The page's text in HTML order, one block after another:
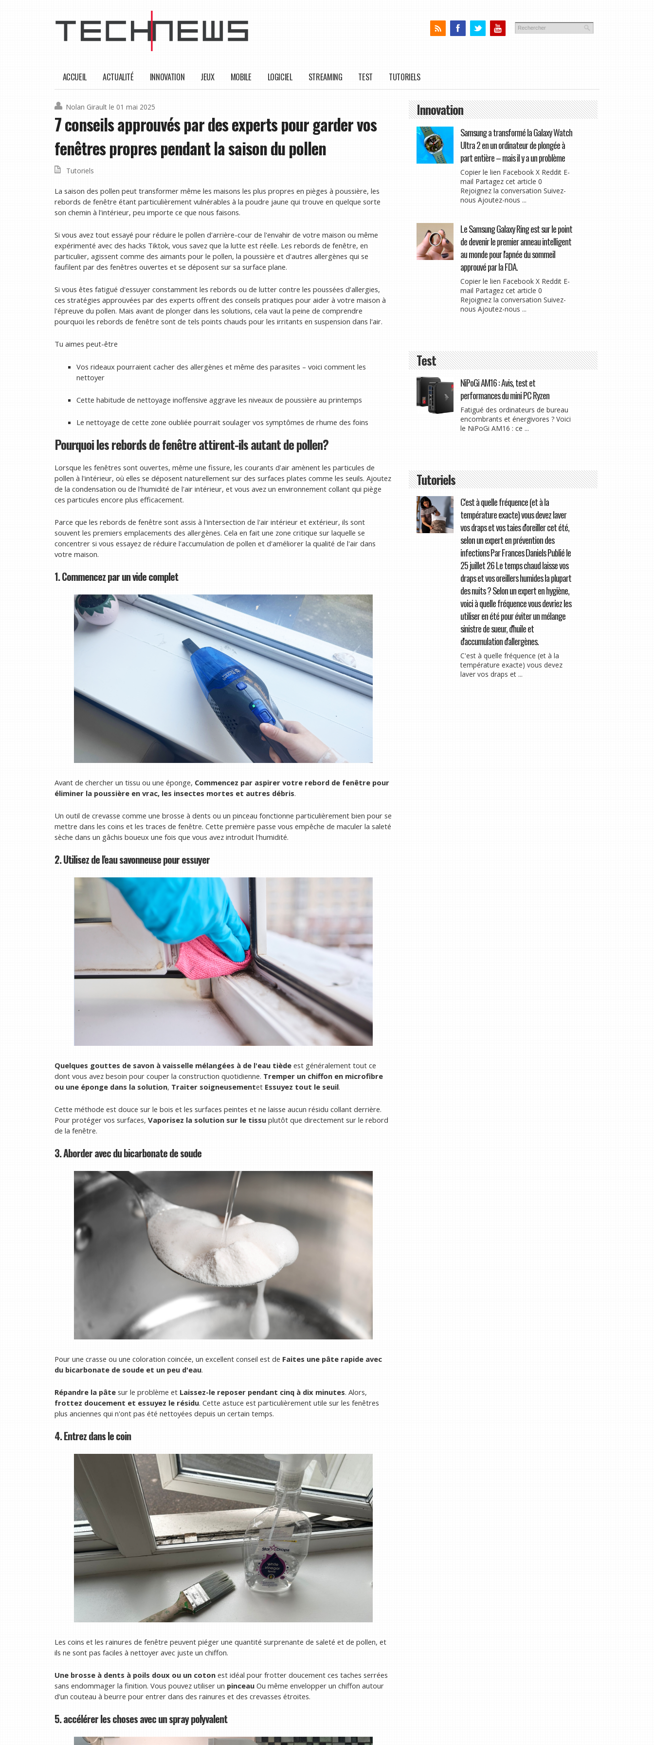
ACCUEIL ACTUALITÉ INNOVATION JEUX MOBILE LOGICIEL STREAMING TEST TUTORIELS
Nolan Girault le 01 mai 2025
7 conseils approuvés par des experts pour garder vos
fenêtres propres pendant la saison du pollen
Tutoriels
La saison des pollen peut transformer même les maisons les plus propres en pièges à poussière, les
rebords de fenêtre étant particulièrement vulnérables à la poudre jaune qui trouve en quelque sorte
son chemin à l'intérieur, peu importe ce que nous faisons.
Si vous avez tout essayé pour réduire le pollen d'arrière-cour de l'envahir de votre maison ou même
expérimenté avec des hacks Tiktok, vous savez que la lutte est réelle. Les rebords de fenêtre, en
particulier, agissent comme des aimants pour le pollen, la poussière et d'autres allergènes qui se
faufilent par des fenêtres ouvertes et se déposent sur sa surface plane.
Si vous êtes fatigué d'essuyer constamment les rebords ou de lutter contre les poussées d'allergies,
ces stratégies approuvées par des experts offrent des conseils pratiques pour aider à votre maison à
l'épreuve du pollen. Mais avant de plonger dans les solutions, cela vaut la peine de comprendre
pourquoi les rebords de fenêtre sont de tels points chauds pour les irritants en suspension dans l'air.
Tu aimes peut-être
Vos rideaux pourraient cacher des allergènes et même des parasites – voici comment les
nettoyer
Cette habitude de nettoyage inoffensive aggrave les niveaux de poussière au printemps
Le nettoyage de cette zone oubliée pourrait soulager vos symptômes de rhume des foins
Pourquoi les rebords de fenêtre attirent-ils autant de pollen?
Lorsque les fenêtres sont ouvertes, même une fissure, les courants d'air amènent les particules de
pollen à l'intérieur, où elles se déposent naturellement sur des surfaces plates comme les seuils. Ajoutez
de la condensation ou de l'humidité de l'air intérieur, et vous avez un environnement collant qui piège
ces particules encore plus efficacement.
Parce que les rebords de fenêtre sont assis à l'intersection de l'air intérieur et extérieur, ils sont
souvent les premiers emplacements des allergènes. Cela en fait une zone critique sur laquelle se
concentrer si vous essayez de réduire l'accumulation de pollen et d'améliorer la qualité de l'air dans
votre maison.
1. Commencez par un vide complet
Avant de chercher un tissu ou une éponge, Commencez par aspirer votre rebord de fenêtre pour
éliminer la poussière en vrac, les insectes mortes et autres débris.
Un outil de crevasse comme une brosse à dents ou un pinceau fonctionne particulièrement bien pour se
mettre dans les coins et les traces de fenêtre. Cette première passe vous empêche de maculer la saleté
sèche dans un gâchis boueux une fois que vous avez introduit l'humidité.
2. Utilisez de l'eau savonneuse pour essuyer
Quelques gouttes de savon à vaisselle mélangées à de l'eau tiède est généralement tout ce
dont vous avez besoin pour couper la construction quotidienne. Tremper un chiffon en microfibre
ou une éponge dans la solution, Traiter soigneusementet Essuyez tout le seuil.
Cette méthode est douce sur le bois et les surfaces peintes et ne laisse aucun résidu collant derrière.
Pour protéger vos surfaces, Vaporisez la solution sur le tissu plutôt que directement sur le rebord
de la fenêtre.
3. Aborder avec du bicarbonate de soude
Pour une crasse ou une coloration coincée, un excellent conseil est de Faites une pâte rapide avec
du bicarbonate de soude et un peu d'eau.
Répandre la pâte sur le problème et Laissez-le reposer pendant cinq à dix minutes. Alors,
frottez doucement et essuyez le résidu. Cette astuce est particulièrement utile sur les fenêtres
plus anciennes qui n'ont pas été nettoyées depuis un certain temps.
4. Entrez dans le coin
Les coins et les rainures de fenêtre peuvent piéger une quantité surprenante de saleté et de pollen, et
ils ne sont pas faciles à nettoyer avec juste un chiffon.
Une brosse à dents à poils doux ou un coton est idéal pour frotter doucement ces taches serrées
sans endommager la finition. Vous pouvez utiliser un pinceau Ou même envelopper un chiffon autour
d'un couteau à beurre pour entrer dans des rainures et des crevasses étroites.
5. accélérer les choses avec un spray polyvalent
Innovation
Samsung a transformé la Galaxy Watch
Ultra 2 en un ordinateur de plongée à
part entière – mais il y a un problème
Copier le lien Facebook X Reddit E-
mail Partagez cet article 0
Rejoignez la conversation Suivez-
nous Ajoutez-nous ...
Le Samsung Galaxy Ring est sur le point
de devenir le premier anneau intelligent
au monde pour l'apnée du sommeil
approuvé par la FDA.
Copier le lien Facebook X Reddit E-
mail Partagez cet article 0
Rejoignez la conversation Suivez-
nous Ajoutez-nous ...
Test
NiPoGi AM16 : Avis, test et
performances du mini PC Ryzen
Fatigué des ordinateurs de bureau
encombrants et énergivores ? Voici
le NiPoGi AM16 : ce ...
Tutoriels
C'est à quelle fréquence (et à la
température exacte) vous devez laver
vos draps et vos taies d'oreiller cet été,
selon un expert en prévention des
infections Par Frances Daniels Publié le
25 juillet 26 Le temps chaud laisse vos
draps et vos oreillers humides la plupart
des nuits ? Selon un expert en hygiène,
voici à quelle fréquence vous devriez les
utiliser en été pour éviter un mélange
sinistre de sueur, d'huile et
d'accumulation d'allergènes.
C'est à quelle fréquence (et à la
température exacte) vous devez
laver vos draps et ...